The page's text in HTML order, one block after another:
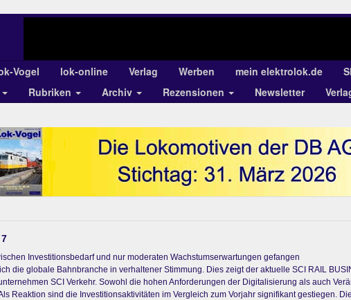
Vogel lok-online Verlag Werben mein elektrolok.de
Rubriken Archiv Rezensionen Newsletter
Investitionsbedarf und nur moderaten Wachstumserwartungen gefangen
die globale Bahnbranche in verhaltener Stimmung. Dies zeigt der aktuelle SCI RAIL
SCI Verkehr. Sowohl die hohen Anforderungen der Digitalisierung als auch
Reaktion sind die Investitionsaktivitäten im Vergleich zum Vorjahr signifikant gestiegen.